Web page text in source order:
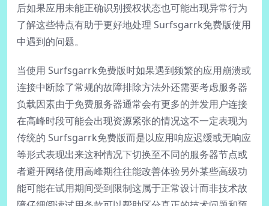
后如果应用未能正确识别授权状态也可能出现异常行为
了解这些特点有助于更好地处理 Surfsgarrk免费版使用
中遇到的问题。
当使用 Surfsgarrk免费版时如果遇到频繁的应用崩溃或
连接中断除了常规的故障排除方法外还需要考虑服务器
负载因素由于免费服务器通常会有更多的并发用户连接
在高峰时段可能会出现资源紧张的情况这不一定表现为
传统的 Surfsgarrk免费版而是以应用响应迟缓或无响应
等形式表现出来这种情况下切换至不同的服务器节点或
者避开网络使用高峰期往往能改善体验另外某些高级功
能可能在试用期间受到限制这属于正常设计而非技术故